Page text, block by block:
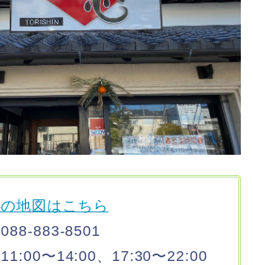
地図はこちら
883-8501
〜14:00、17:30〜22:00